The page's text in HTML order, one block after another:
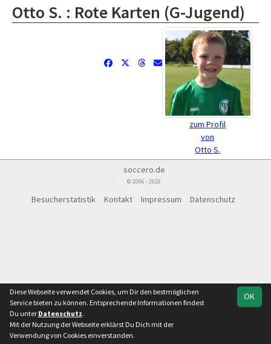
Otto S. : Rote Karten (G-Jugend)
zum Profil
von
Otto S.
soccero.de
© 2006 - 2026
Besucherstatistik Kontakt Impressum Datenschutz
OK
Diese Webseite verwendet Cookies, um Dir den bestmöglichen
Service bieten zu können. Entsprechende Informationen findest
Du unter Datenschutz.
Mit der Nutzung der Webseite erklärst Du Dich mit der
Verwendung von Cookies einverstanden.